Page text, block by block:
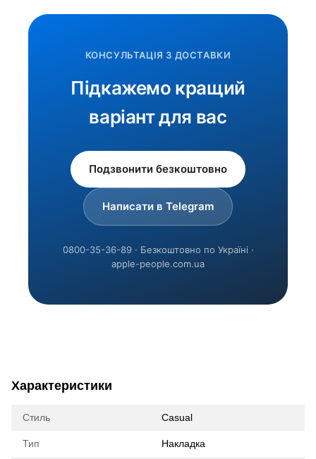
КОНСУЛЬТАЦІЯ З ДОСТАВКИ
Підкажемо кращий
варіант для вас
Подзвонити безкоштовно
Написати в Telegram
0800-35-36-89 · Безкоштовно по Україні ·
apple-people.com.ua
Характеристики
Стиль Casual
Тип Накладка